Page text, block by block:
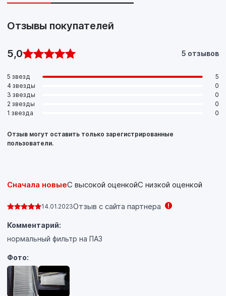
Отзывы покупателей
5,0 5 отзывов
5 звезд
5
4 звезды
0
3 звезды
0
2 звезды
0
1 звезда
0
Отзыв могут оставить только зарегистрированные
пользователи.
Сначала новыеС высокой оценкойС низкой оценкой
14.01.2023Отзыв с сайта партнера
Комментарий:
нормальный фильтр на ПАЗ
Фото: